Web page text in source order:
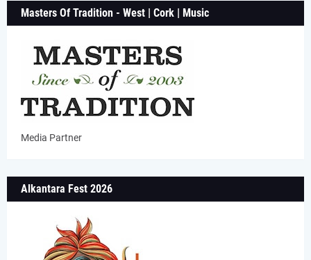
Masters Of Tradition - West | Cork | Music
Media Partner
Alkantara Fest 2026